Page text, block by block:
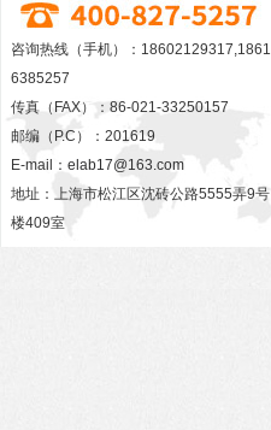
咨询热线（手机）：18602129317,1861
6385257
传真（FAX）：86-021-33250157
邮编（P.C）：201619
E-mail： elab17@163.com
地址：上海市松江区沈砖公路5555弄9号
楼409室